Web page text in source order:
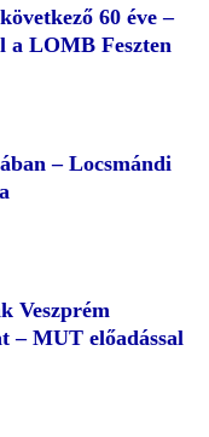
60 éve –
a LOMB Feszten
– Locsmándi
Veszprém
– MUT előadással